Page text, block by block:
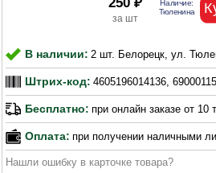
В наличии: 2 шт. Белорецк, ул.
Штрих-код: 4605196014136,
Бесплатно: при онлайн заказе от 10
Оплата: при получении наличными
Нашли ошибку в карточке товара?